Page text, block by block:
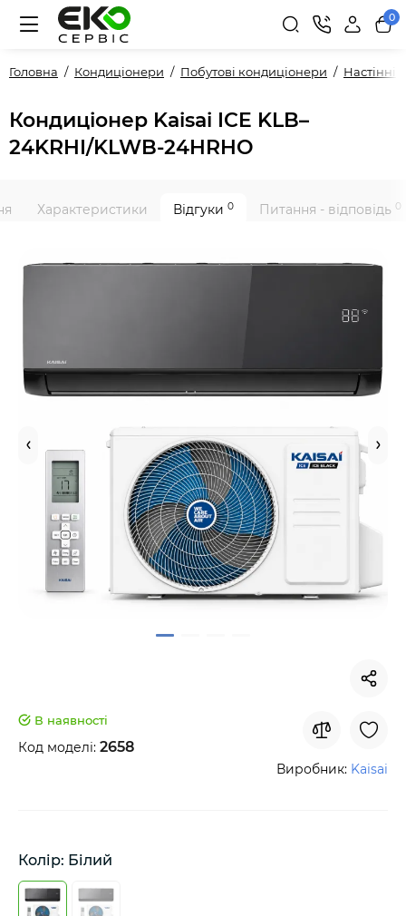
0
Головна Кондиціонери Побутові кондиціонери Настінні
Кондиціонер Kaisai ICE KLB–
24KRHI/KLWB-24HRHO
Характеристики Відгуки 0 Питання - відповідь 0
В наявності
Код моделі: 2658
Виробник: Kaisai
Колір: Білий